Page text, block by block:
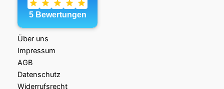
Über uns
Impressum
AGB
Datenschutz
Widerrufsrecht